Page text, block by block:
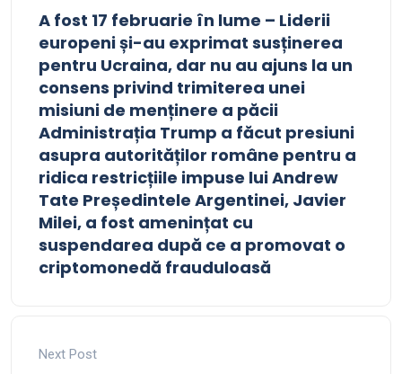
A fost 17 februarie în lume – Liderii
europeni și-au exprimat susținerea
pentru Ucraina, dar nu au ajuns la un
consens privind trimiterea unei
misiuni de menținere a păcii
Administrația Trump a făcut presiuni
asupra autorităților române pentru a
ridica restricțiile impuse lui Andrew
Tate Președintele Argentinei, Javier
Milei, a fost amenințat cu
suspendarea după ce a promovat o
criptomonedă frauduloasă
Next Post